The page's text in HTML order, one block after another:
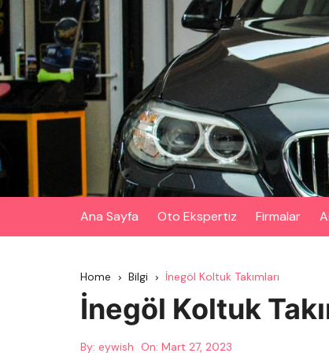
Skip
to
content
Ana Sayfa Oto Ekspertiz Firmalar
Home Bilgi İnegöl Koltuk Takımları
İnegöl Koltuk
By: eywish On: Mart 27, 2023